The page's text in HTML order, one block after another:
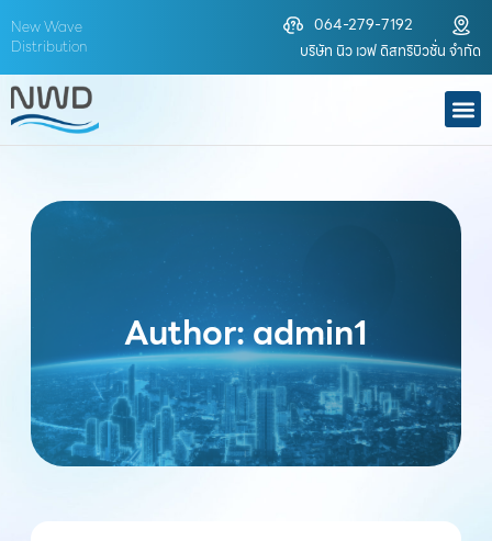
toNew Wave
Distribution
064-279-7192
บริษัท นิว เวฟ ดิสทริบิวชั่น จำกัด
Author:admin1